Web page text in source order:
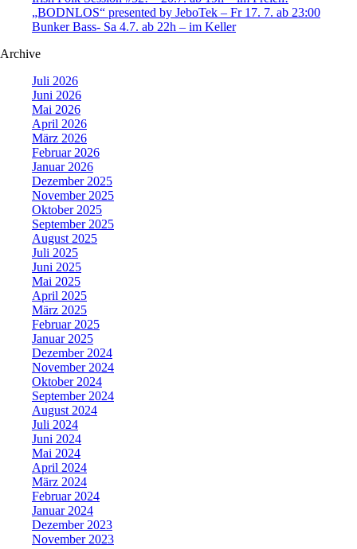
„BODNLOS“ presented by JeboTek – Fr 17. 7. ab 23:00
Bunker Bass- Sa 4.7. ab 22h – im Keller
Archive
Juli 2026
Juni 2026
Mai 2026
April 2026
März 2026
Februar 2026
Januar 2026
Dezember 2025
November 2025
Oktober 2025
September 2025
August 2025
Juli 2025
Juni 2025
Mai 2025
April 2025
März 2025
Februar 2025
Januar 2025
Dezember 2024
November 2024
Oktober 2024
September 2024
August 2024
Juli 2024
Juni 2024
Mai 2024
April 2024
März 2024
Februar 2024
Januar 2024
Dezember 2023
November 2023